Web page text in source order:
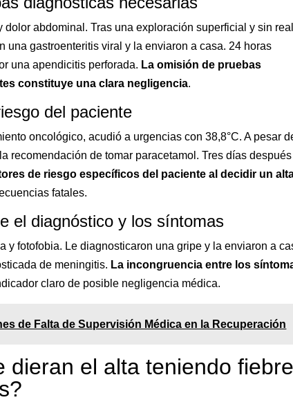
dolor abdominal. Tras una exploración superficial y sin
gastroenteritis viral y la enviaron a casa. 24 horas
una apendicitis perforada. La omisión de pruebas
constituye una clara negligencia.
del paciente
oncológico, acudió a urgencias con 38,8°C. A pesar
recomendación de tomar paracetamol. Tres días después
de riesgo específicos del paciente al decidir un
fatales.
el diagnóstico y los síntomas
y fotofobia. Le diagnosticaron una gripe y la enviaron a
de meningitis. La incongruencia entre los
claro de posible negligencia médica.
de Falta de Supervisión Médica en la Recuperación
dieran el alta teniendo